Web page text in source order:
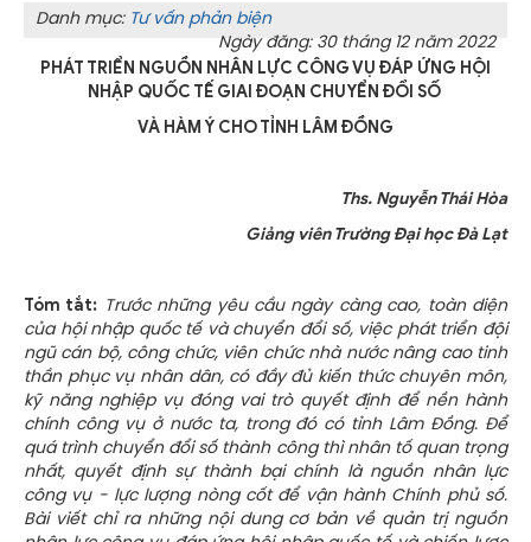
Danh mục: Tư vấn phản biện
Ngày đăng: 30 tháng 12 năm 2022
PHÁT TRIỂN NGUỒN NHÂN LỰC CÔNG VỤ ĐÁP ỨNG HỘI
NHẬP QUỐC TẾ GIAI ĐOẠN CHUYỂN ĐỔI SỐ
VÀ HÀM Ý CHO TỈNH LÂM ĐỒNG
Ths. Nguyễn Thái Hòa
Giảng viên Trường Đại học Đà Lạt
Tóm tắt: Trước những yêu cầu ngày càng cao, toàn diện
của hội nhập quốc tế và chuyển đổi số, việc phát triển đội
ngũ cán bộ, công chức, viên chức nhà nước nâng cao tinh
thần phục vụ nhân dân, có đầy đủ kiến thức chuyên môn,
kỹ năng nghiệp vụ đóng vai trò quyết định để nền hành
chính công vụ ở nước ta, trong đó có tỉnh Lâm Đồng. Để
quá trình chuyển đổi số thành công thì nhân tố quan trọng
nhất, quyết định sự thành bại chính là nguồn nhân lực
công vụ - lực lượng nòng cốt để vận hành Chính phủ số.
Bài viết chỉ ra những nội dung cơ bản về quản trị nguồn